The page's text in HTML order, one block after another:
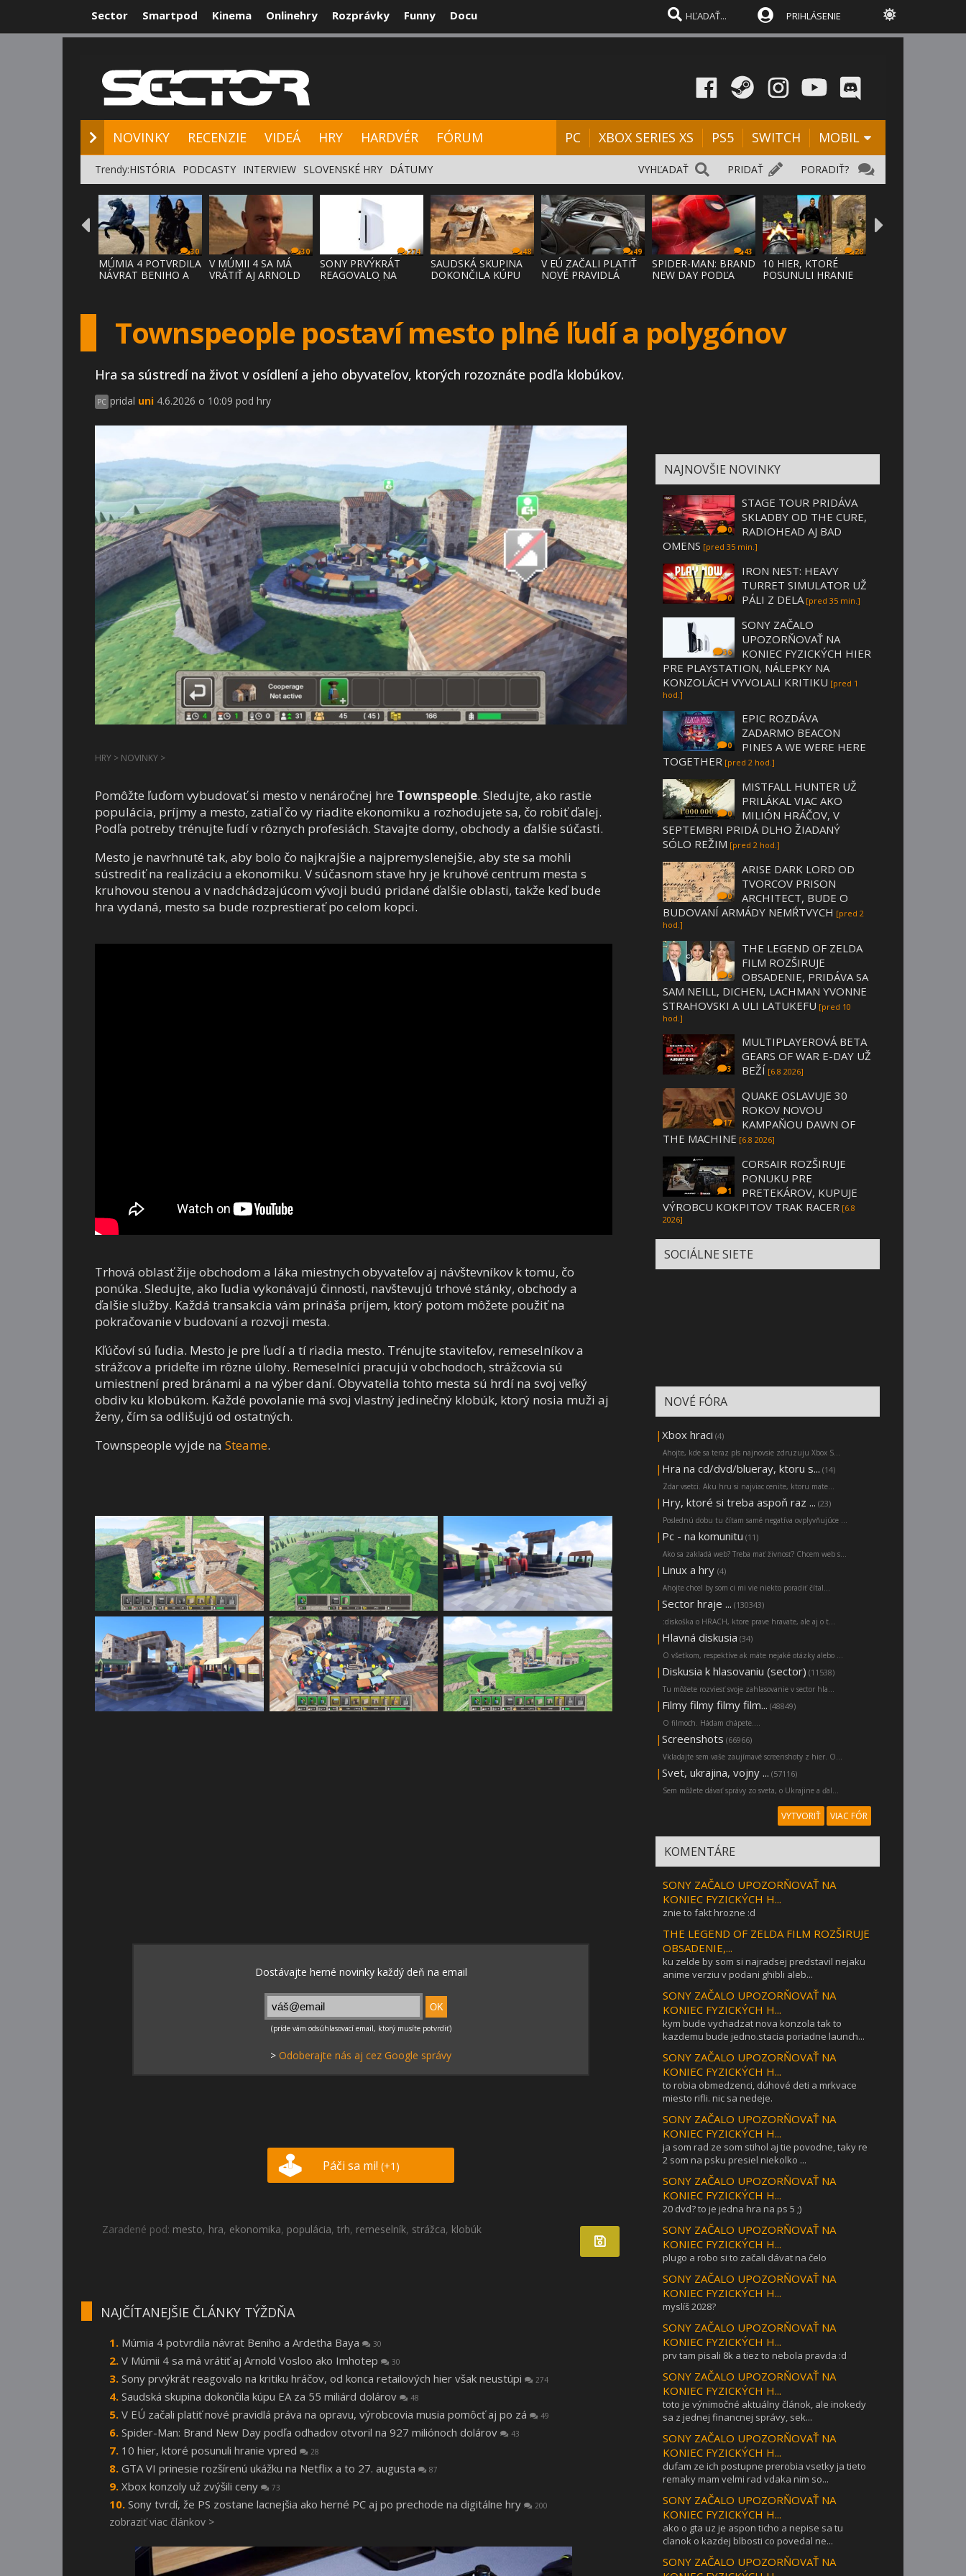
Sector Smartpod Kinema Onlinehry Rozprávky Funny Docu PRIHLÁSENIE
NOVINKY RECENZIE VIDEÁ HRY HARDVÉR FÓRUM PC XBOX SERIES XS PS5 SWITCH MOBIL
PORADIŤ?
PRIDAŤ
VYHĽADAŤ
Trendy:HISTÓRIA PODCASTY INTERVIEW SLOVENSKÉ HRY DÁTUMY
30
MÚMIA 4 POTVRDILA
NÁVRAT BENIHO A
30
V MÚMII 4 SA MÁ
VRÁTIŤ AJ ARNOLD
274
SONY PRVÝKRÁT
REAGOVALO NA
48
SAUDSKÁ SKUPINA
DOKONČILA KÚPU
49
V EÚ ZAČALI PLATIŤ
NOVÉ PRAVIDLÁ
43
SPIDER-MAN: BRAND
NEW DAY PODĽA
28
10 HIER, KTORÉ
POSUNULI HRANIE
Townspeople postaví mesto plné ľudí a polygónov
Hra sa sústredí na život v osídlení a jeho obyvateľov, ktorých rozoznáte podľa klobúkov.
PC pridal uni 4.6.2026 o 10:09 pod hry
HRY > NOVINKY >
Pomôžte ľuďom vybudovať si mesto v nenáročnej hre Townspeople. Sledujte, ako rastie
populácia, príjmy a mesto, zatiaľ čo vy riadite ekonomiku a rozhodujete sa, čo robiť ďalej.
Podľa potreby trénujte ľudí v rôznych profesiách. Stavajte domy, obchody a ďalšie súčasti.
Mesto je navrhnuté tak, aby bolo čo najkrajšie a najpremyslenejšie, aby ste sa mohli
sústrediť na realizáciu a ekonomiku. V súčasnom stave hry je kruhové centrum mesta s
kruhovou stenou a v nadchádzajúcom vývoji budú pridané ďalšie oblasti, takže keď bude
hra vydaná, mesto sa bude rozprestierať po celom kopci.
Trhová oblasť žije obchodom a láka miestnych obyvateľov aj návštevníkov k tomu, čo
ponúka. Sledujte, ako ľudia vykonávajú činnosti, navštevujú trhové stánky, obchody a
ďalšie služby. Každá transakcia vám prináša príjem, ktorý potom môžete použiť na
pokračovanie v budovaní a rozvoji mesta.
Kľúčoví sú ľudia. Mesto je pre ľudí a tí riadia mesto. Trénujte staviteľov, remeselníkov a
strážcov a prideľte im rôzne úlohy. Remeselníci pracujú v obchodoch, strážcovia sú
umiestnení pred bránami a na výber daní. Obyvatelia tohto mesta sú hrdí na svoj veľký
obdiv ku klobúkom. Každé povolanie má svoj vlastný jedinečný klobúk, ktorý nosia muži aj
ženy, čím sa odlišujú od ostatných.
Townspeople vyjde na Steame.
> Odoberajte nás aj cez Google správy
Páči sa mi! (+1)
Zaradené pod: mesto, hra, ekonomika, populácia, trh, remeselník, strážca, klobúk
NAJČÍTANEJŠIE ČLÁNKY TÝŽDŇA
Múmia 4 potvrdila návrat Beniho a Ardetha Baya 30
V Múmii 4 sa má vrátiť aj Arnold Vosloo ako Imhotep 30
Sony prvýkrát reagovalo na kritiku hráčov, od konca retailových hier však neustúpi 274
Saudská skupina dokončila kúpu EA za 55 miliárd dolárov 48
V EÚ začali platiť nové pravidlá práva na opravu, výrobcovia musia pomôcť aj po zá 49
Spider-Man: Brand New Day podľa odhadov otvoril na 927 miliónoch dolárov 43
10 hier, ktoré posunuli hranie vpred 28
GTA VI prinesie rozšírenú ukážku na Netflix a to 27. augusta 87
Xbox konzoly už zvýšili ceny 73
Sony tvrdí, že PS zostane lacnejšia ako herné PC aj po prechode na digitálne hry 200
zobraziť viac článkov >
NAJNOVŠIE NOVINKY
0
STAGE TOUR PRIDÁVA
SKLADBY OD THE CURE,
RADIOHEAD AJ BAD
OMENS [pred 35 min.]
0
IRON NEST: HEAVY
TURRET SIMULATOR UŽ
PÁLI Z DELA [pred 35 min.]
36
SONY ZAČALO
UPOZORŇOVAŤ NA
KONIEC FYZICKÝCH HIER
PRE PLAYSTATION, NÁLEPKY NA
KONZOLÁCH VYVOLALI KRITIKU [pred 1
hod.]
0
EPIC ROZDÁVA
ZADARMO BEACON
PINES A WE WERE HERE
TOGETHER [pred 2 hod.]
0
MISTFALL HUNTER UŽ
PRILÁKAL VIAC AKO
MILIÓN HRÁČOV, V
SEPTEMBRI PRIDÁ DLHO ŽIADANÝ
SÓLO REŽIM [pred 2 hod.]
0
ARISE DARK LORD OD
TVORCOV PRISON
ARCHITECT, BUDE O
BUDOVANÍ ARMÁDY NEMŔTVYCH [pred 2
hod.]
6
THE LEGEND OF ZELDA
FILM ROZŠIRUJE
OBSADENIE, PRIDÁVA SA
SAM NEILL, DICHEN, LACHMAN YVONNE
STRAHOVSKI A ULI LATUKEFU [pred 10
hod.]
3
MULTIPLAYEROVÁ BETA
GEARS OF WAR E-DAY UŽ
BEŽÍ [6.8 2026]
17
QUAKE OSLAVUJE 30
ROKOV NOVOU
KAMPAŇOU DAWN OF
THE MACHINE [6.8 2026]
1
CORSAIR ROZŠIRUJE
PONUKU PRE
PRETEKÁROV, KUPUJE
VÝROBCU KOKPITOV TRAK RACER [6.8
2026]
SOCIÁLNE SIETE
NOVÉ FÓRA
| Xbox hraci (4)
Ahojte, kde sa teraz pls najnovsie zdruzuju Xbox S...
| Hra na cd/dvd/blueray, ktoru s... (14)
Zdar vsetci. Aku hru si najviac cenite, ktoru mate...
| Hry, ktoré si treba aspoň raz ... (23)
Poslednú dobu tu čítam samé negatíva ovplyvňujúce ...
| Pc - na komunitu (11)
Ako sa zakladá web? Treba mať živnosť? Chcem web s...
| Linux a hry (4)
Ahojte chcel by som ci mi vie niekto poradiť čítal...
| Sector hraje ... (130343)
:diskoška o HRACH, ktore prave hravate, ale aj o t...
| Hlavná diskusia (34)
O všetkom, respektíve ak máte nejaké otázky alebo ...
| Diskusia k hlasovaniu (sector) (11538)
Tu môžete rozviesť svoje zahlasovanie v sector hla...
| Filmy filmy filmy film... (48849)
O filmoch. Hádam chápete....
| Screenshots (66966)
Vkladajte sem vaše zaujímavé screenshoty z hier. O...
| Svet, ukrajina, vojny ... (57116)
Sem môžete dávať správy zo sveta, o Ukrajine a ďal...
VYTVORIŤ VIAC FÓR
KOMENTÁRE
SONY ZAČALO UPOZORŇOVAŤ NA
KONIEC FYZICKÝCH H...
znie to fakt hrozne :d
THE LEGEND OF ZELDA FILM ROZŠIRUJE
OBSADENIE,...
ku zelde by som si najradsej predstavil nejaku
anime verziu v podani ghibli aleb...
SONY ZAČALO UPOZORŇOVAŤ NA
KONIEC FYZICKÝCH H...
kym bude vychadzat nova konzola tak to
kazdemu bude jedno.stacia poriadne launch...
SONY ZAČALO UPOZORŇOVAŤ NA
KONIEC FYZICKÝCH H...
to robia obmedzenci, dúhové deti a mrkvace
miesto rifli. nic sa nedeje.
SONY ZAČALO UPOZORŇOVAŤ NA
KONIEC FYZICKÝCH H...
ja som rad ze som stihol aj tie povodne, taky re
2 som na psku presiel niekolko ...
SONY ZAČALO UPOZORŇOVAŤ NA
KONIEC FYZICKÝCH H...
20 dvd? to je jedna hra na ps 5 ;)
SONY ZAČALO UPOZORŇOVAŤ NA
KONIEC FYZICKÝCH H...
plugo a robo si to začali dávat na čelo
SONY ZAČALO UPOZORŇOVAŤ NA
KONIEC FYZICKÝCH H...
myslíš 2028?
SONY ZAČALO UPOZORŇOVAŤ NA
KONIEC FYZICKÝCH H...
prv tam pisali 8k a tiez to nebola pravda :d
SONY ZAČALO UPOZORŇOVAŤ NA
KONIEC FYZICKÝCH H...
toto je výnimočné aktuálny článok, ale inokedy
sa z jednej financnej správy, sek...
SONY ZAČALO UPOZORŇOVAŤ NA
KONIEC FYZICKÝCH H...
dufam ze ich postupne prerobia vsetky ja tieto
remaky mam velmi rad vdaka nim so...
SONY ZAČALO UPOZORŇOVAŤ NA
KONIEC FYZICKÝCH H...
ako o gta uz je aspon ticho a nepise sa tu
clanok o kazdej blbosti co povedal ne...
SONY ZAČALO UPOZORŇOVAŤ NA